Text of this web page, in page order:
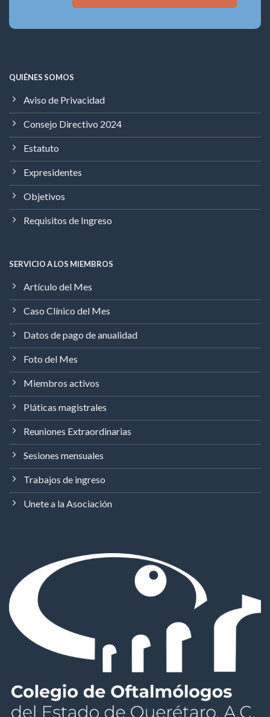
QUIÉNES SOMOS
Aviso de Privacidad
Consejo Directivo 2024
Estatuto
Expresidentes
Objetivos
Requisitos de Ingreso
SERVICIO A LOS MIEMBROS
Artículo del Mes
Caso Clínico del Mes
Datos de pago de anualidad
Foto del Mes
Miembros activos
Pláticas magistrales
Reuniones Extraordinarias
Sesiones mensuales
Trabajos de ingreso
Unete a la Asociación